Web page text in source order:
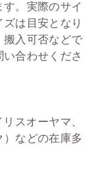
。実際のサイ
は目安となり
搬入可否などで
合わせくださ
スオーヤマ、
）などの在庫多